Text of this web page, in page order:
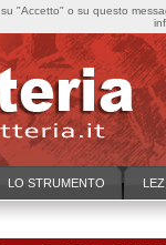
LO STRUMENTO
"Accetto" o su questo